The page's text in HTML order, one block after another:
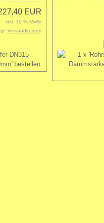
EUR
inkl. 19 % MwSt
Versandkosten